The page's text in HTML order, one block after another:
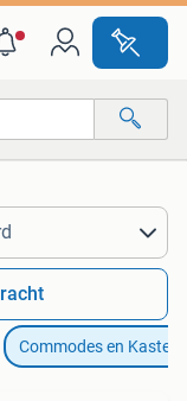
Commodes en Kasten